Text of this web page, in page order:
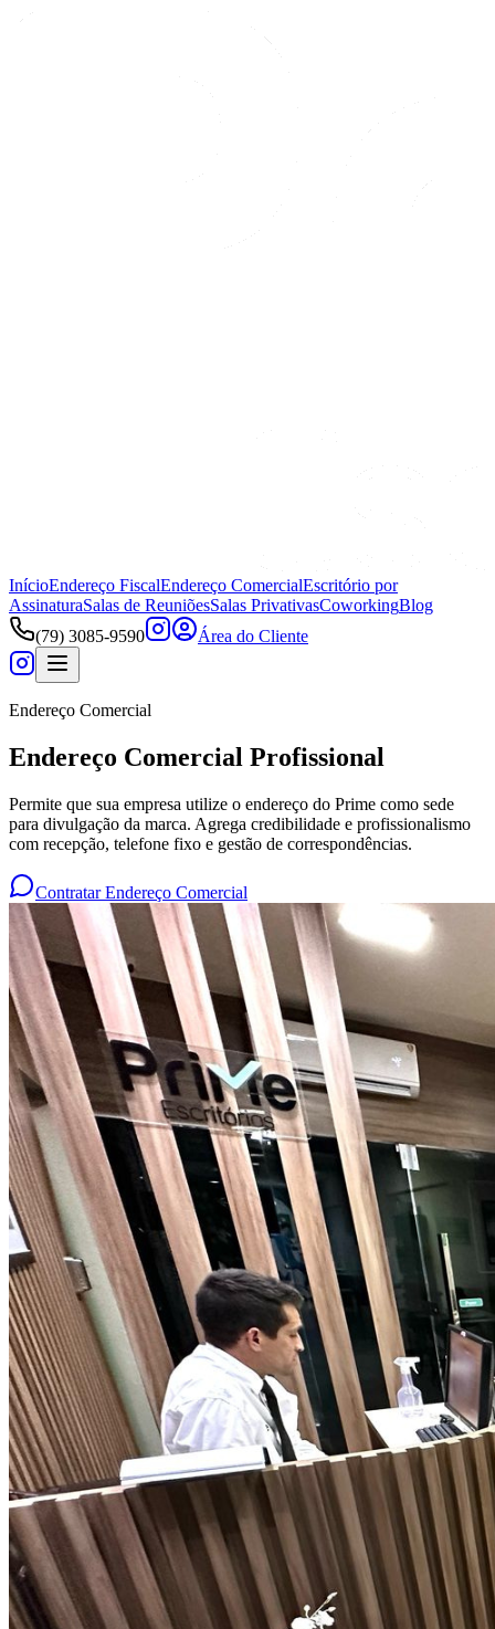
InícioEndereço FiscalEndereço ComercialEscritório por
AssinaturaSalas de ReuniõesSalas PrivativasCoworkingBlog
(79) 3085-9590
Área do Cliente
Endereço Comercial
Endereço Comercial Profissional
Permite que sua empresa utilize o endereço do Prime como sede
para divulgação da marca. Agrega credibilidade e profissionalismo
com recepção, telefone fixo e gestão de correspondências.
Contratar Endereço Comercial